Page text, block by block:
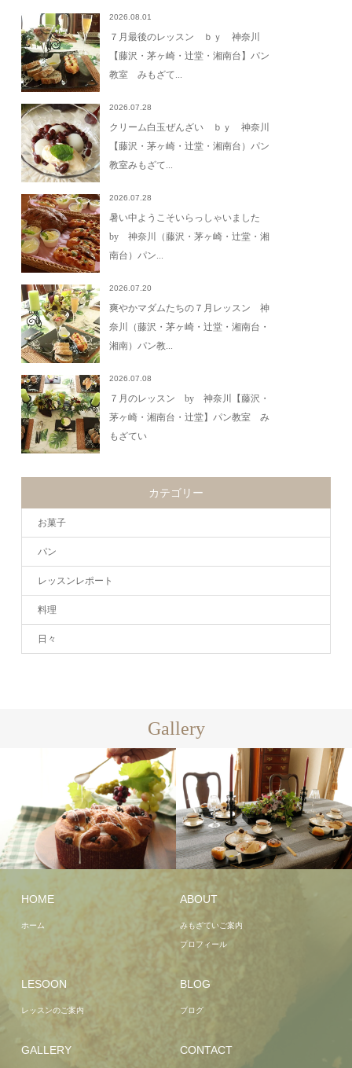
2026.08.01
７月最後のレッスン ｂｙ 神奈川
【藤沢・茅ヶ崎・辻堂・湘南台】パン
教室 みもざて...
2026.07.28
クリーム白玉ぜんざい ｂｙ 神奈川
【藤沢・茅ヶ崎・辻堂・湘南台）パン
教室みもざて...
2026.07.28
暑い中ようこそいらっしゃいました
by 神奈川（藤沢・茅ヶ崎・辻堂・湘
南台）パン...
2026.07.20
爽やかマダムたちの７月レッスン 神
奈川（藤沢・茅ヶ崎・辻堂・湘南台・
湘南）パン教...
2026.07.08
７月のレッスン by 神奈川【藤沢・
茅ヶ崎・湘南台・辻堂】パン教室 み
もざてい
カテゴリー
お菓子
パン
レッスンレポート
料理
日々
Gallery
HOME
ホーム
ABOUT
みもざていご案内
プロフィール
LESOON
レッスンのご案内
BLOG
ブログ
GALLERY CONTACT